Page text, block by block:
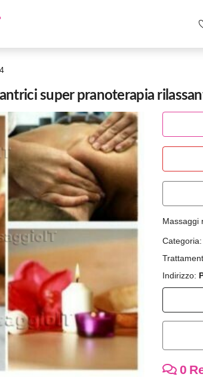
super pranoterapia
Massaggi
Categoria:
Indirizzo:
0